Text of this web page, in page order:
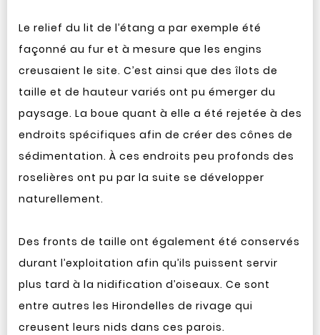
Le relief du lit de l’étang a par exemple été
façonné au fur et à mesure que les engins
creusaient le site. C’est ainsi que des îlots de
taille et de hauteur variés ont pu émerger du
paysage. La boue quant à elle a été rejetée à des
endroits spécifiques afin de créer des cônes de
sédimentation. À ces endroits peu profonds des
roselières ont pu par la suite se développer
naturellement.
Des fronts de taille ont également été conservés
durant l’exploitation afin qu’ils puissent servir
plus tard à la nidification d’oiseaux. Ce sont
entre autres les Hirondelles de rivage qui
creusent leurs nids dans ces parois.